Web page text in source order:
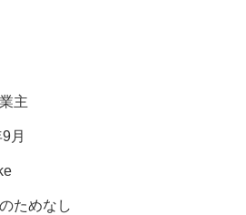
主
めなし